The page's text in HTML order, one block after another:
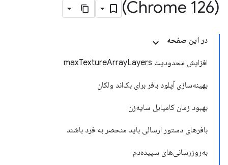
(Chrome 126)
در این صفحه
افزایش محدودیت maxTextureArrayLayers
بهینه‌سازی آپلود بافر برای بک‌اند ولکان
بهبود زمان کامپایل سایه‌زن
بافرهای دستور ارسالی باید منحصر به فرد باشند
به‌روزرسانی‌های سپیده‌دم